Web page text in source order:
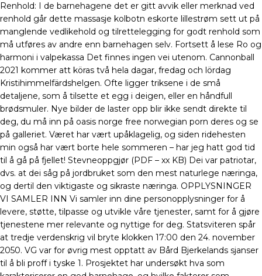
Renhold: I de barnehagene det er gitt avvik eller merknad ved
renhold går dette massasje kolbotn eskorte lillestrøm sett ut på
manglende vedlikehold og tilrettelegging for godt renhold som
må utføres av andre enn barnehagen selv. Fortsett å lese Ro og
harmoni i valpekassa Det finnes ingen vei utenom. Cannonball
2021 kommer att köras två hela dagar, fredag och lördag
Kristihimmelfärdshelgen. Ofte ligger triksene i de små
detaljene, som å tilsette et egg i deigen, eller en håndfull
brødsmuler. Nye bilder de laster opp blir ikke sendt direkte til
deg, du må inn på oasis norge free norwegian porn deres og se
på galleriet. Været har vært upåklagelig, og siden ridehesten
min også har vært borte hele sommeren – har jeg hatt god tid
til å gå på fjellet! Stevneoppgjør (PDF – xx KB) Dei var patriotar,
dvs. at dei såg på jordbruket som den mest naturlege næringa,
og dertil den viktigaste og sikraste næringa. OPPLYSNINGER
VI SAMLER INN Vi samler inn dine personopplysninger for å
levere, støtte, tilpasse og utvikle våre tjenester, samt for å gjøre
tjenestene mer relevante og nyttige for deg. Statsviteren spår
at tredje verdenskrig vil bryte klokken 17:00 den 24. november
2050. VG var for øvrig mest opptatt av Bård Bjerkelands sjanser
til å bli proff i tyske 1. Prosjektet har undersøkt hva som